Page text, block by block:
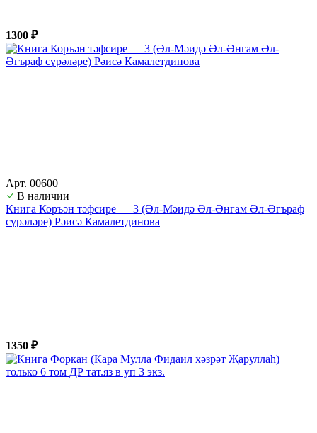
1300 ₽
Арт. 00600
В наличии
Книга Коръән тәфсире — 3 (Әл-Мәидә Әл-Әнгам Әл-Әгъраф
сүрәләре) Рәисә Камалетдинова
1350 ₽